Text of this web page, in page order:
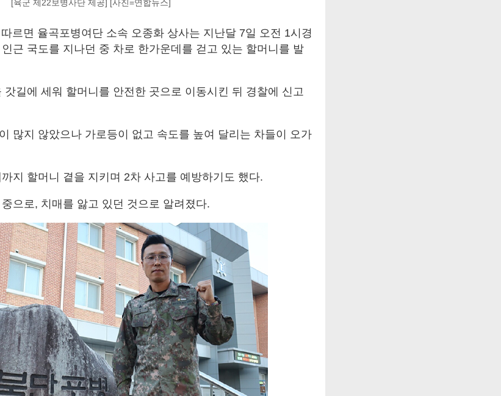
[육군 제22보병사단 제공] [사진=연합뉴스]
르면 율곡포병여단 소속 오종화 상사는 지난달 7일 오전 1시경
근 국도를 지나던 중 차로 한가운데를 걷고 있는 할머니를 발
길에 세워 할머니를 안전한 곳으로 이동시킨 뒤 경찰에 신고
많지 않았으나 가로등이 없고 속도를 높여 달리는 차들이 오가
지 할머니 곁을 지키며 2차 사고를 예방하기도 했다.
으로, 치매를 앓고 있던 것으로 알려졌다.